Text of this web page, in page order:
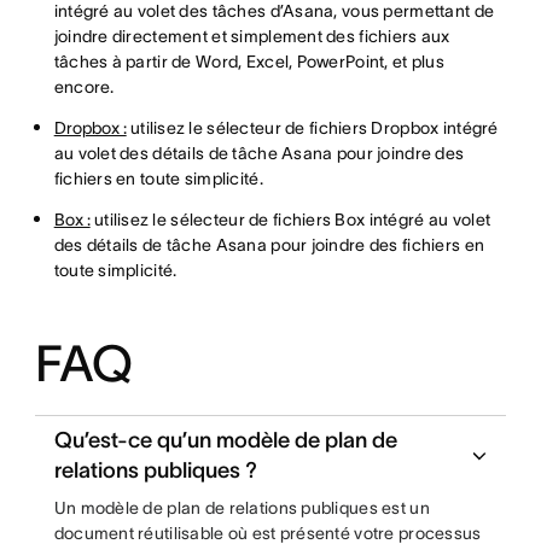
intégré au volet des tâches d’Asana, vous permettant de
joindre directement et simplement des fichiers aux
tâches à partir de Word, Excel, PowerPoint, et plus
encore.
Dropbox :utilisez le sélecteur de fichiers Dropbox intégré
au volet des détails de tâche Asana pour joindre des
fichiers en toute simplicité.
Box :utilisez le sélecteur de fichiers Box intégré au volet
des détails de tâche Asana pour joindre des fichiers en
toute simplicité.
FAQ
Qu’est-ce qu’un modèle de plan de
relations publiques ?
Un modèle de plan de relations publiques est un
document réutilisable où est présenté votre processus